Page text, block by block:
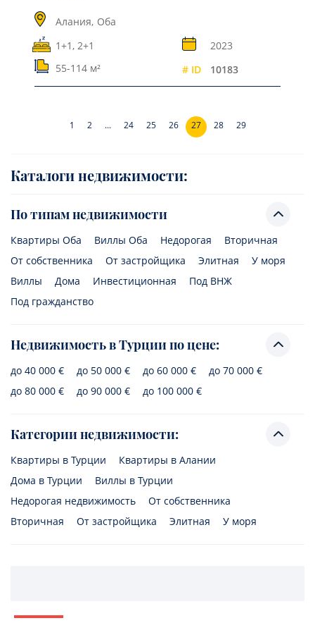
Алания, Оба
1+1, 2+1
2023
55-114 м²
# ID 10183
1 2 ... 24 25 26 27 28 29
Каталоги недвижимости:
По типам недвижимости
Квартиры Оба Виллы Оба Недорогая
Вторичная
От собственника
От застройщика Элитная
У моря
Виллы
Дома Инвестиционная
Под ВНЖ
Под гражданство
Недвижимость в Турции по цене:
до 40 000 € до 50 000 € до 60 000 €
до 70 000 €
до 80 000 €
до 90 000 € до 100 000 €
Категории недвижимости:
Квартиры в Турции
Квартиры в Алании
Дома в Турции
Виллы в Турции
Недорогая недвижимость
От собственника
Вторичная
От застройщика Элитная У моря